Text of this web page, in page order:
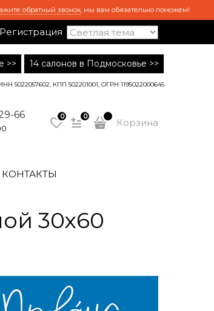
обратный звонок, мы вам обязательно поможем!
Регистрация
>> 14 салонов в Подмосковье >>
5022057602, КПП 502201001, ОГРН 1195022000645
66 0 0
Корзина
КОНТАКТЫ
30х60